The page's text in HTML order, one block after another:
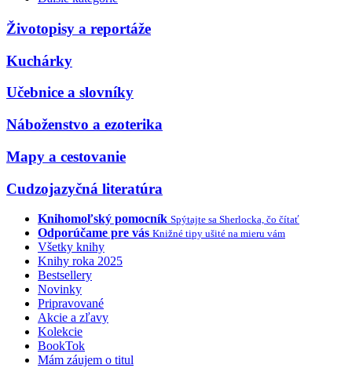
Životopisy a reportáže
Kuchárky
Učebnice a slovníky
Náboženstvo a ezoterika
Mapy a cestovanie
Cudzojazyčná literatúra
Knihomoľský pomocník Spýtajte sa Sherlocka, čo čítať
Odporúčame pre vás Knižné tipy ušité na mieru vám
Všetky knihy
Knihy roka 2025
Bestsellery
Novinky
Pripravované
Akcie a zľavy
Kolekcie
BookTok
Mám záujem o titul